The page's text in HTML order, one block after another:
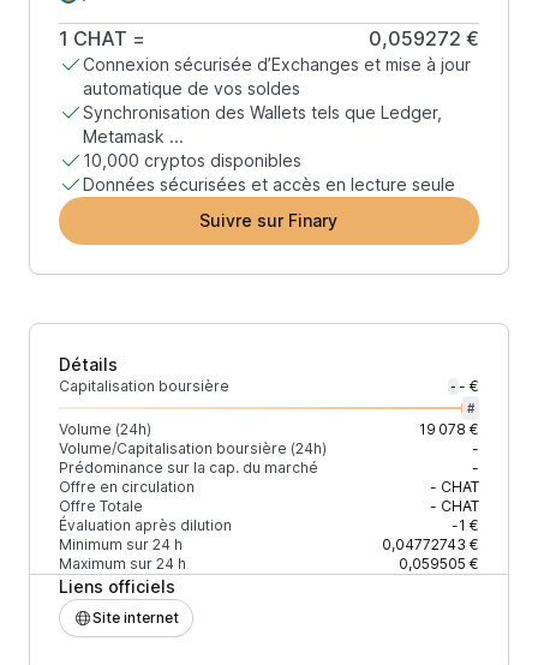
1 CHAT = 0,059272 €
Connexion sécurisée d’Exchanges et mise à jour
automatique de vos soldes
Synchronisation des Wallets tels que Ledger,
Metamask ...
10,000 cryptos disponibles
Données sécurisées et accès en lecture seule
Suivre sur Finary
Détails
Capitalisation boursière - - €
#
Volume (24h)
19 078 €
Volume/Capitalisation boursière (24h)
-
Prédominance sur la cap. du marché
-
Offre en circulation
- CHAT
Offre Totale
- CHAT
Évaluation après dilution
-1 €
Minimum sur 24 h
0,04772743 €
Maximum sur 24 h
0,059505 €
Liens officiels
Site internet